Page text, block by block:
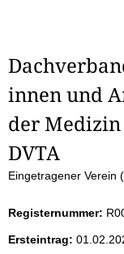
S
e
i
t
e
n
innen und
der Medizin
DVTA
Eingetragener Verein
Registernummer:
Ersteintrag: